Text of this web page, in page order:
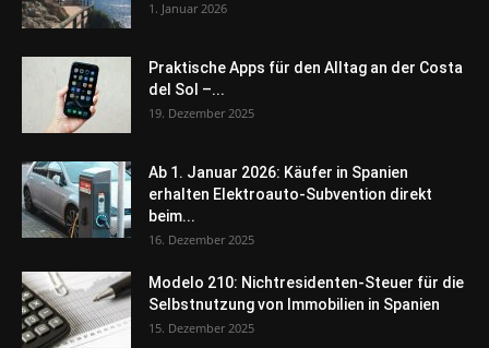
1. Januar 2026
Praktische Apps für den Alltag an der Costa
del Sol –...
19. Dezember 2025
Ab 1. Januar 2026: Käufer in Spanien
erhalten Elektroauto-Subvention direkt
beim...
16. Dezember 2025
Modelo 210: Nichtresidenten-Steuer für die
Selbstnutzung von Immobilien in Spanien
15. Dezember 2025